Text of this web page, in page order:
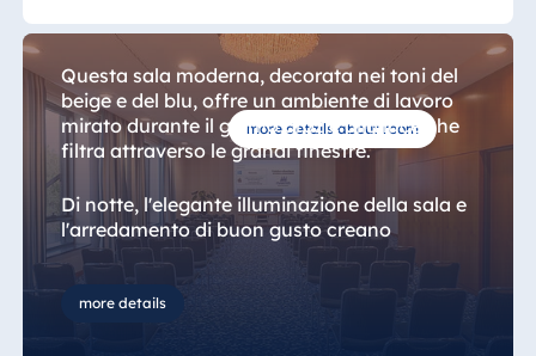
more details about room
porterà a Mosca.
Questa sala moderna, decorata nei toni del
beige e del blu, offre un ambiente di lavoro
mirato durante il giorno grazie alla luce che
filtra attraverso le grandi finestre.
Di notte, l'elegante illuminazione della sala e
l'arredamento di buon gusto creano
un'atmosfera meravigliosa.
Che si tratti di pianificare una riunione, un
more details